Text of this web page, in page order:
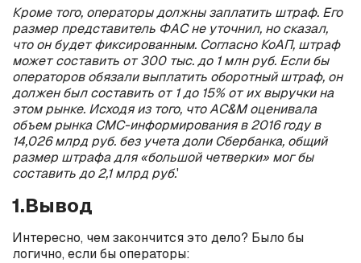
Кроме того, операторы должны заплатить штраф. Его
размер представитель ФАС не уточнил, но сказал,
что он будет фиксированным. Согласно КоАП, штраф
может составить от 300 тыс. до 1 млн руб. Если бы
операторов обязали выплатить оборотный штраф, он
должен был составить от 1 до 15% от их выручки на
этом рынке. Исходя из того, что AC&M оценивала
объем рынка СМС-информирования в 2016 году в
14,026 млрд руб. без учета доли Сбербанка, общий
размер штрафа для «большой четверки» мог бы
составить до 2,1 млрд руб.'
1.Вывод
Интересно, чем закончится это дело? Было бы
логично, если бы операторы: